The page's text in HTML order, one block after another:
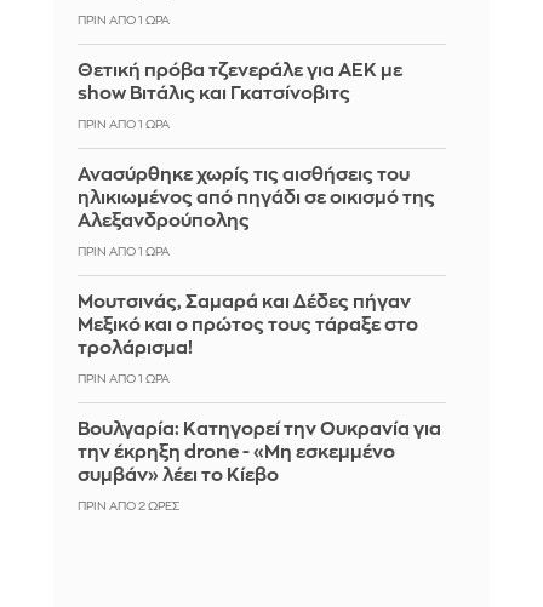
ΠΡΙΝ ΑΠΌ 1 ΏΡΑ
Θετική πρόβα τζενεράλε για ΑΕΚ με
show Βιτάλις και Γκατσίνοβιτς
ΠΡΙΝ ΑΠΌ 1 ΏΡΑ
Ανασύρθηκε χωρίς τις αισθήσεις του
ηλικιωμένος από πηγάδι σε οικισμό της
Αλεξανδρούπολης
ΠΡΙΝ ΑΠΌ 1 ΏΡΑ
Μουτσινάς, Σαμαρά και Δέδες πήγαν
Μεξικό και ο πρώτος τους τάραξε στο
τρολάρισμα!
ΠΡΙΝ ΑΠΌ 1 ΏΡΑ
Βουλγαρία: Κατηγορεί την Ουκρανία για
την έκρηξη drone - «Μη εσκεμμένο
συμβάν» λέει το Κίεβο
ΠΡΙΝ ΑΠΌ 2 ΏΡΕΣ